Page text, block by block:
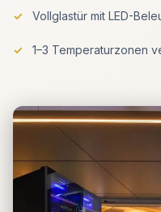
Vollglastür mit LED-
1–3 Temperaturzonen